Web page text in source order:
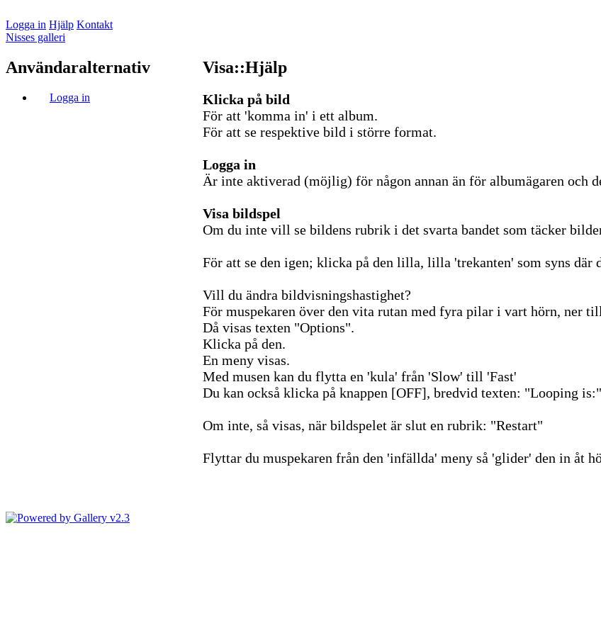
Logga in Hjälp Kontakt
Nisses galleri
Användaralternativ
Logga in
Visa::Hjälp
Klicka på bild
För att 'komma in' i ett album.
För att se respektive bild i större format.
Logga in
Är inte aktiverad (möjlig) för någon annan än för albumägaren och
Visa bildspel
Om du inte vill se bildens rubrik i det svarta bandet som täcker
För att se den igen; klicka på den lilla, lilla 'trekanten' som syns där
Vill du ändra bildvisningshastighet?
För muspekaren över den vita rutan med fyra pilar i vart hörn, ner
Då visas texten "Options".
Klicka på den.
En meny visas.
Med musen kan du flytta en 'kula' från 'Slow' till 'Fast'
Du kan också klicka på knappen [OFF], bredvid texten: "Looping
Om inte, så visas, när bildspelet är slut en rubrik: "Restart"
Flyttar du muspekaren från den 'infällda' meny så 'glider' den in åt